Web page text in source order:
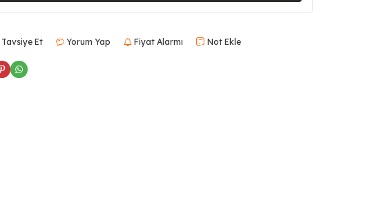
Tavsiye Et Yorum Yap Fiyat Alarmı Not Ekle